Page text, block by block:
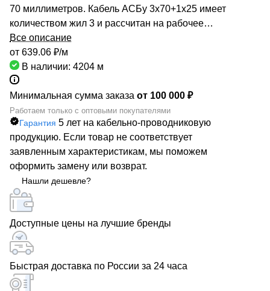
70 миллиметров. Кабель АСБу 3х70+1х25 имеет
количеством жил 3 и рассчитан на рабочее
напряжение до 1 киловольт. Качество продукции
подтверждено сертификатами производителей и
Госстандарта. Мы гарантируем низкие цены за счет
сотрудничества с такими предприятиями, как ОАО
«СЕВКАБЕЛЬ», ОАО «КАМКАБЕЛЬ», ОАО «ЭКЗ».
Каталог компании насчитывает более 70000
маркоразмеров кабельно-проводниковой продукции.
Быстрая доставка кабеля АСБу 3х70+1х25
обеспечивается большой сетью собственных складов
по всей России. РОСКАБ – ваш надежный партнер!
Все описание
от 639.06 ₽/м
В наличии: 4204 м
Минимальная сумма заказа от 100 000 ₽
Работаем только с оптовыми покупателями
Гарантия 5 лет на кабельно-проводниковую
продукцию. Если товар не соответствует
заявленным характеристикам, мы поможем
оформить замену или возврат.
Нашли дешевле?
Доступные цены на лучшие бренды
Быстрая доставка по России за 24 часа